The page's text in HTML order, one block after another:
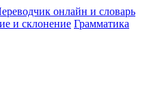
и склонение Грамматика